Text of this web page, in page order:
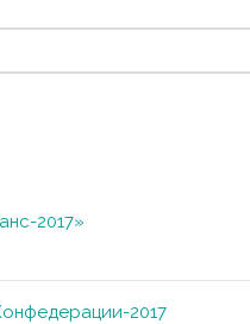
2017»
2017